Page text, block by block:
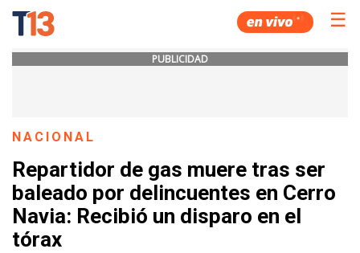
☰
PUBLICIDAD
NACIONAL
Repartidor de gas muere tras ser
baleado por delincuentes en Cerro
Navia: Recibió un disparo en el
tórax